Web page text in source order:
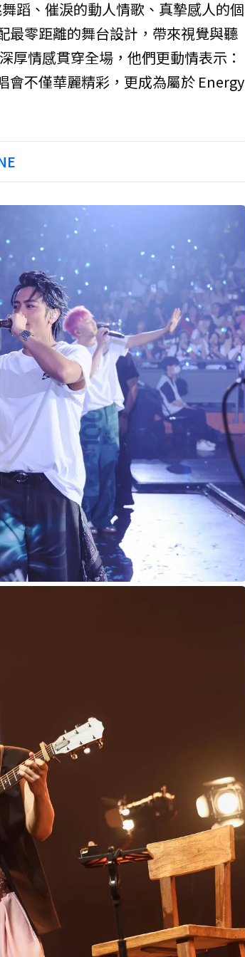
蹈、催淚的動人情歌、真摯感人的個
最零距離的舞台設計，帶來視覺與聽
厚情感貫穿全場，他們更動情表示：
會不僅華麗精彩，更成為屬於 Energy